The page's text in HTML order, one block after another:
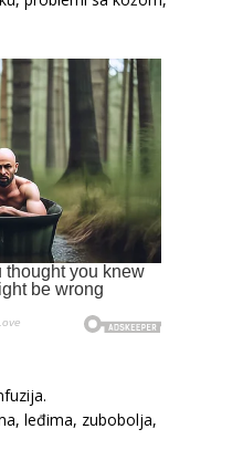
leđima, zubobolja,